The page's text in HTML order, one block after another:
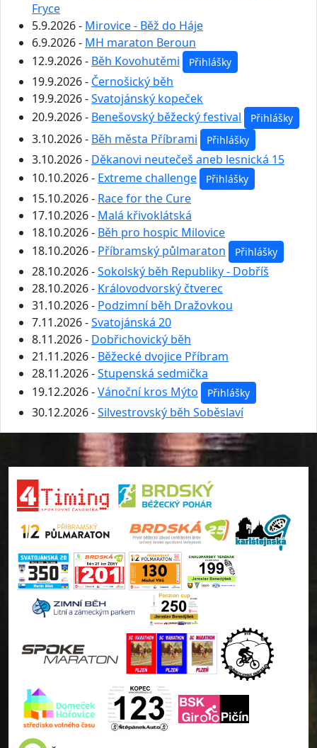
Fryce
5.9.2026 - Mirovice - Běž do Háje
6.9.2026 - MH maraton Beroun
12.9.2026 - Běh Kovohutěmi Přihlášky
19.9.2026 - Černošický běh
19.9.2026 -Svatojánský kopeček
20.9.2026 - Benešovský běžecký festival Přihlášky
3.10.2026 - Běh města Příbrami Přihlášky
3.10.2026 - Děkanovi neutečeš aneb lesnická 15
10.10.2026 - Extreme challenge Přihlášky
15.10.2026 - Race for the Cure
17.10.2026 - Malá křivoklátská
18.10.2026 - Běh pro hospic Milovice
18.10.2026 - Příbramský půlmaraton Přihlášky
28.10.2026 -Sokolský běh Republiky - Dobříš
28.10.2026 - Královodvorský čtverec
31.10.2026 - Podzimní běh Dražovkou
7.11.2026 -Svatojánská 20
8.11.2026 - Dobřichovický běh
21.11.2026 - Běžecké dvojice Příbram
28.11.2026 -Stupenská sedmička
19.12.2026 -Vánoční kros Mýto Přihlášky
30.12.2026 -Silvestrovský běh Soběslaví